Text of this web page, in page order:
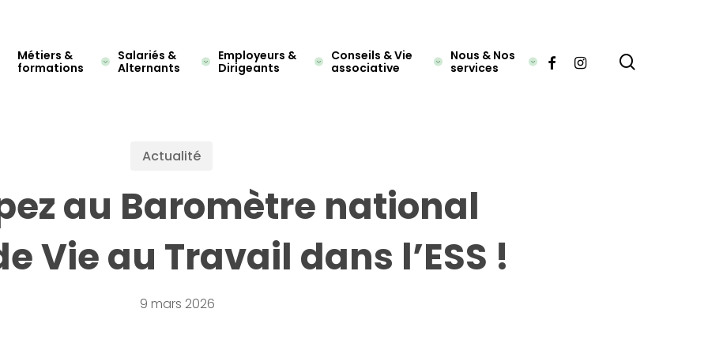
Métiers &
formations
Salariés &
Alternants
Employeurs &
Dirigeants
Conseils & Vie
associative
Nous & Nos
services
Actualité
au Baromètre national
Vie au Travail dans l’ESS !
9 mars 2026